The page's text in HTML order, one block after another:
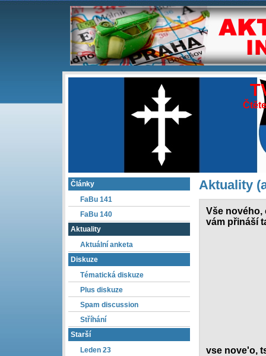
Aktuality
Vše nového,
vám přináší
vse nove'o,
Články
FaBu 141
FaBu 140
Aktuality
Aktuální anketa
Diskuze
Tématická diskuze
Plus diskuze
Spam discussion
Stříhání
Starší
Leden 23